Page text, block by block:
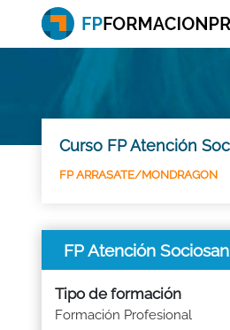
Curso FP Atención
FP ARRASATE/MONDRAGON
FP Atención
Tipo de formación
Formación Profesional